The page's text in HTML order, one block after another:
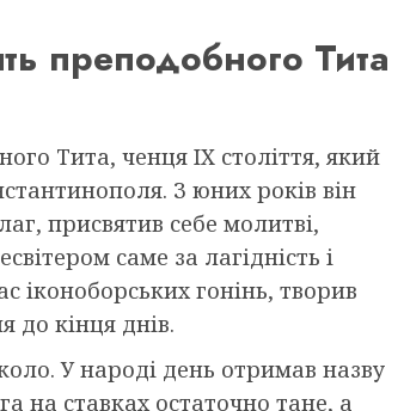
преподобного Тита
Тита, ченця IX століття, який
З юних років він
присвятив себе молитві,
саме за лагідність і
іконоборських гонінь, творив
до кінця днів.
У народі день отримав назву
на ставках остаточно тане, а